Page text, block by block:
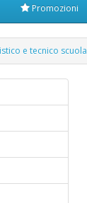
Promozioni
e tecnico scuola